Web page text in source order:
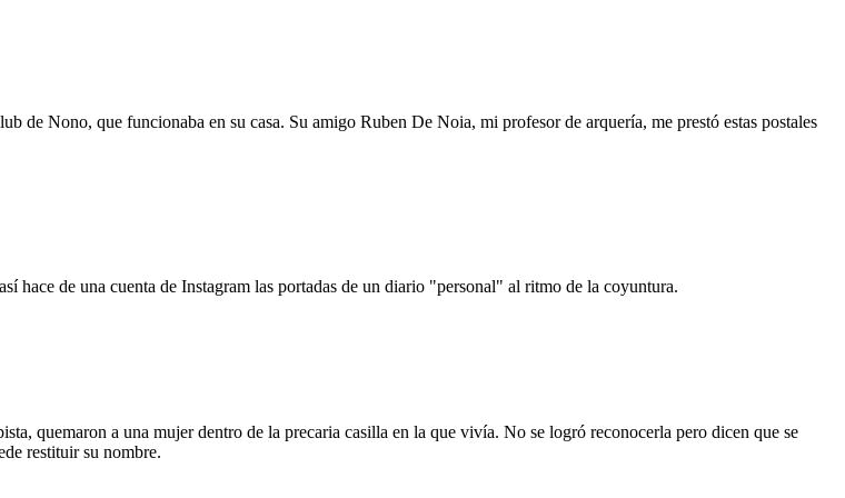
de Nono, que funcionaba en su casa. Su amigo Ruben De Noia, mi profesor de arquería, me prestó estas postales
hace de una cuenta de Instagram las portadas de un diario "personal" al ritmo de la coyuntura.
quemaron a una mujer dentro de la precaria casilla en la que vivía. No se logró reconocerla pero dicen que se
restituir su nombre.